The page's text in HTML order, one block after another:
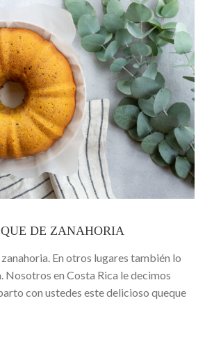
DE ZANAHORIA
En otros lugares también lo
Nosotros en Costa Rica le decimos
con ustedes este delicioso queque